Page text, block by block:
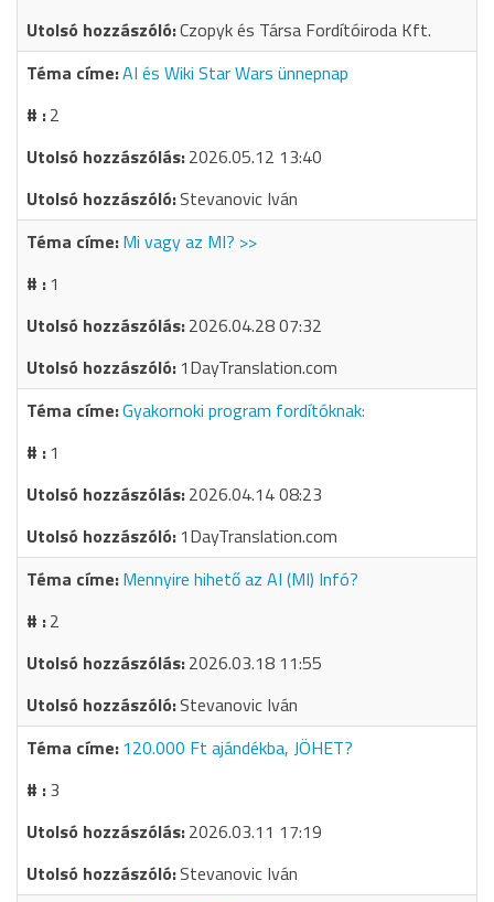
Czopyk és Társa Fordítóiroda Kft.
AI és Wiki Star Wars ünnepnap
2
2026.05.12 13:40
Stevanovic Iván
Mi vagy az MI? >>
1
2026.04.28 07:32
1DayTranslation.com
Gyakornoki program fordítóknak:
1
2026.04.14 08:23
1DayTranslation.com
Mennyire hihető az AI (MI) Infó?
2
2026.03.18 11:55
Stevanovic Iván
120.000 Ft ajándékba, JÖHET?
3
2026.03.11 17:19
Stevanovic Iván